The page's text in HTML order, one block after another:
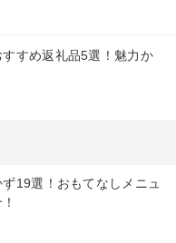
すめ返礼品5選！魅力か
19選！おもてなしメニュ